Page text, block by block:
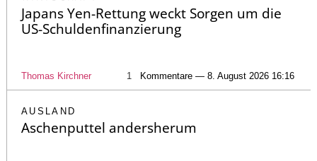
Japans Yen-Rettung weckt Sorgen um die
US-Schuldenfinanzierung
Thomas Kirchner 1 Kommentare — 8. August 2026 16:16
AUSLAND
Aschenputtel andersherum